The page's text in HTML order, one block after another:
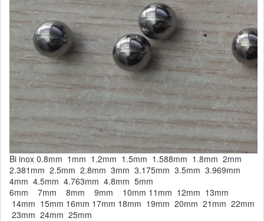
Bi inox 0.8mm 1mm 1.2mm 1.5mm 1.588mm 1.8mm 2mm
2.381mm 2.5mm 2.8mm 3mm 3.175mm 3.5mm 3.969mm
4mm 4.5mm 4.763mm 4.8mm 5mm
6mm 7mm 8mm 9mm 10mm 11mm 12mm 13mm
14mm 15mm 16mm 17mm 18mm 19mm 20mm 21mm 22mm
23mm 24mm 25mm